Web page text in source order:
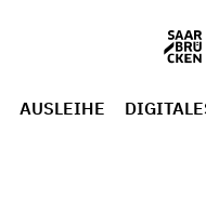
AUSLEIHE